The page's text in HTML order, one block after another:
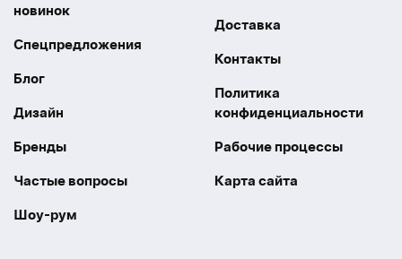
новинок
Спецпредложения
Блог
Дизайн
Бренды
Частые вопросы
Шоу-рум
Доставка
Контакты
Политика
конфиденциальности
Рабочие процессы
Карта сайта